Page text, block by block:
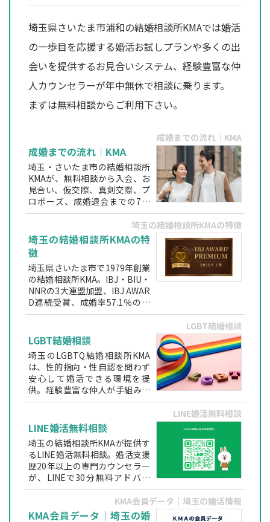
埼玉県さいたま市浦和の結婚相談所KMAでは婚活
の一歩目を応援する婚活お試しプランや多くの出
会いを提供するお見合いシステム、経験豊富な仲
人カウンセラーが年中無休で相談に乗ります。
まずは無料相談からご利用下さい。
成婚までの流れ｜KMA
成婚までの流れ｜KMA
埼玉・さいたま市の結婚相談所
KMAが、無料相談から入会、お
見合い、仮交際、真剣交際、プ
ロポーズ、成婚退会までの7ス
テップをわかりやすく解説。仲
人カウンセラーが伴走する安心
の婚活サポート。
埼玉の結婚相談所KMAの特徴
埼玉の結婚相談所KMAの特
徴
埼玉県さいたま市で1979年創業
の結婚相談所KMA。IBJ・BIU・
NNRの3大連盟加盟、IBJ AWAR
D連続受賞、成婚率57.1％の実
績を持つ地域密着型相談所で
ーが婚約まで伴走します。
LGBT結婚相談
LGBT結婚相談
埼玉のLGBTQ結婚相談所KMA
は、性的指向・性自認を問わず
安心して婚活できる環境を提
供。経験豊富な仲人が手組みで
お見合いを調整し、身元保証型
ートします。
LINE婚活無料相談
LINE婚活無料相談
埼玉の結婚相談所KMAが提供す
るLINE婚活無料相談。婚活支援
歴20年以上の専門カウンセラー
が、LINEで30分無料アドバイ
ス。匿名OK・初心者でも安心し
KMA会員データ｜埼玉の婚活情報
KMA会員データ｜埼玉の婚